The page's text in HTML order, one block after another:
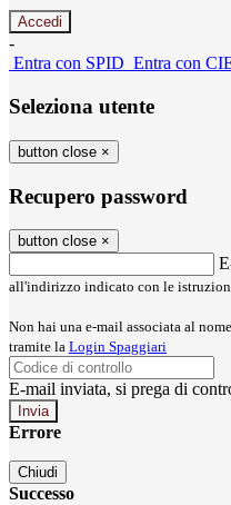
-
Entra con SPID Entra con
Seleziona utente
button close ×
Recupero password
button close ×
all'indirizzo indicato con le
Non hai una e-mail associata al
tramite la Login Spaggiari
E-mail inviata, si prega di
Errore
Chiudi
Successo